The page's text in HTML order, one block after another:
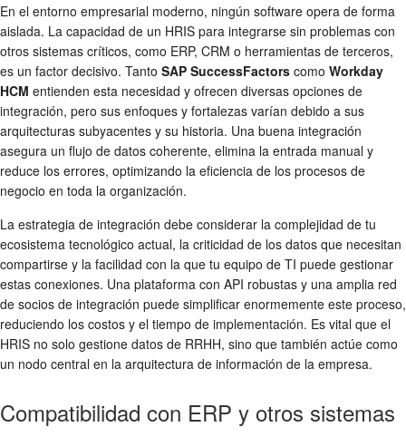
En el entorno empresarial moderno, ningún software opera de forma
aislada. La capacidad de un HRIS para integrarse sin problemas con
otros sistemas críticos, como ERP, CRM o herramientas de terceros,
es un factor decisivo. Tanto SAP SuccessFactors como Workday
HCM entienden esta necesidad y ofrecen diversas opciones de
integración, pero sus enfoques y fortalezas varían debido a sus
arquitecturas subyacentes y su historia. Una buena integración
asegura un flujo de datos coherente, elimina la entrada manual y
reduce los errores, optimizando la eficiencia de los procesos de
negocio en toda la organización.
La estrategia de integración debe considerar la complejidad de tu
ecosistema tecnológico actual, la criticidad de los datos que necesitan
compartirse y la facilidad con la que tu equipo de TI puede gestionar
estas conexiones. Una plataforma con API robustas y una amplia red
de socios de integración puede simplificar enormemente este proceso,
reduciendo los costos y el tiempo de implementación. Es vital que el
HRIS no solo gestione datos de RRHH, sino que también actúe como
un nodo central en la arquitectura de información de la empresa.
Compatibilidad con ERP y otros sistemas